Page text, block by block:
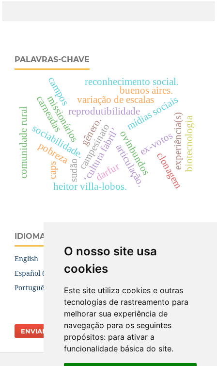
O nosso site usa
cookies
Este site utiliza cookies e outras
tecnologias de rastreamento para
melhorar sua experiência de
navegação para os seguintes
propósitos: para ativar a
funcionalidade básica do site.
PALAVRAS-CHAVE
mídias sociais
reprodutibilidade
ovinbundos
missionários
sociabilidade.campesinato
carneadas
ex-votos
sudão
experiência(s)
‘cultura fabril’
heitor villa-lobos.
variação de escalas
articulação.
campos
darfur
comunidade rural
buenos aires.
reconhecimento social.
pobreza
gênero.
clonagembiotecnologia
caps
IDIOMA
English
Español (España)
Português (Brasil)
ENVIAR SUBMISSÃO